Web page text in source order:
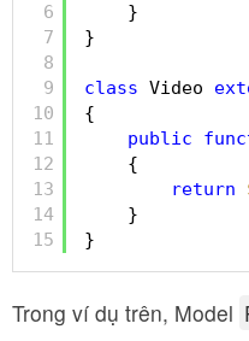
6
7
8
9
10
11
12
13
14
15
}
}
class Video
{
public
{
return
}
}
Trong ví dụ trên, Model